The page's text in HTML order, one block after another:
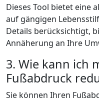
Dieses Tool bietet eine
auf gängigen
Details berücksichtigt,
Annäherung an Ihre
3. Wie kann ich
Fußabdruck
Sie können Ihren